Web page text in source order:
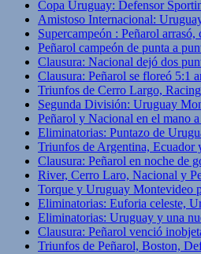
Copa Uruguay: Defensor
Amistoso Internacional:
Supercampeón : Peñarol
Peñarol campeón de punta a
Clausura: Nacional dejó dos
Clausura: Peñarol se floreó 5:1
Triunfos de Cerro Largo,
Segunda División: Uruguay
Peñarol y Nacional en el mano
Eliminatorias: Puntazo de
Triunfos de Argentina,
Clausura: Peñarol en noche de
River, Cerro Laro, Nacional y
Torque y Uruguay Montevideo
Eliminatorias: Euforia celeste,
Eliminatorias: Uruguay y una
Clausura: Peñarol venció
Triunfos de Peñarol, Boston,